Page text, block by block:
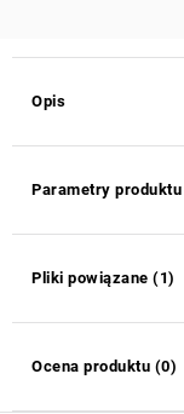
Opis
Parametry produktu
Pliki powiązane (1)
Ocena produktu (0)